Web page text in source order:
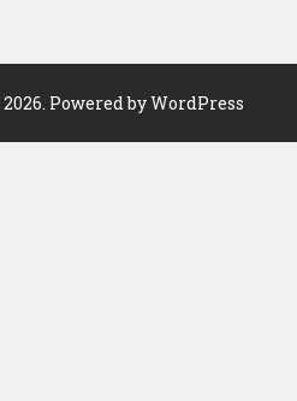
2026. Powered by WordPress